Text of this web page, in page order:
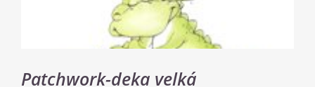
Patchwork-deka velká